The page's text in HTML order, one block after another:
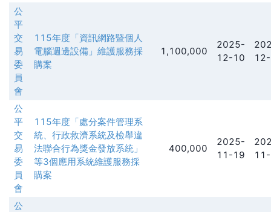
公
平
交
易
委
員
會
115年度「資訊網路暨個人
電腦週邊設備」維護服務採
購案
1,100,000
2025-
12-10
公
平
交
易
委
員
會
115年度「處分案件管理系
統、行政救濟系統及檢舉違
法聯合行為獎金發放系統」
等3個應用系統維護服務採
購案
400,000
2025-
11-19
公